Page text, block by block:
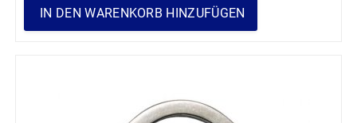
IN DEN WARENKORB HINZUFÜGEN